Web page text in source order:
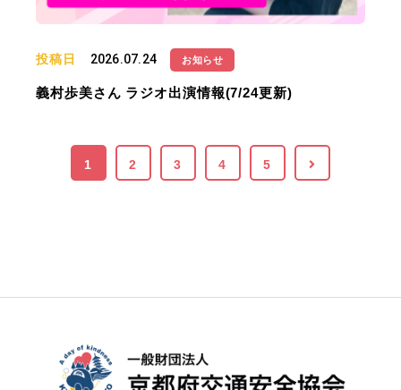
投稿日 2026.07.24 お知らせ
義村歩美さん ラジオ出演情報(7/24更新)
1 2 3 4 5